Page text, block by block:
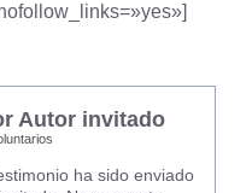
Autor invitado
ha sido enviado